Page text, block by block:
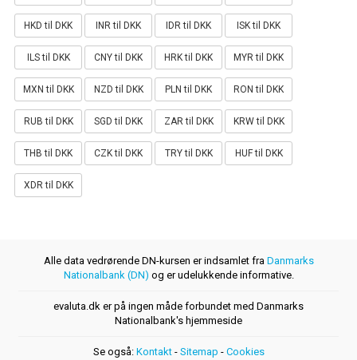
HKD til DKK INR til DKK IDR til DKK ISK til DKK
ILS til DKK CNY til DKK HRK til DKK MYR til DKK
MXN til DKK NZD til DKK PLN til DKK RON til DKK
RUB til DKK SGD til DKK ZAR til DKK KRW til DKK
THB til DKK CZK til DKK TRY til DKK HUF til DKK
XDR til DKK
Alle data vedrørende DN-kursen er indsamlet fra Danmarks
Nationalbank (DN) og er udelukkende informative.
evaluta.dk er på ingen måde forbundet med Danmarks
Nationalbank's hjemmeside
Se også: Kontakt- Sitemap - Cookies